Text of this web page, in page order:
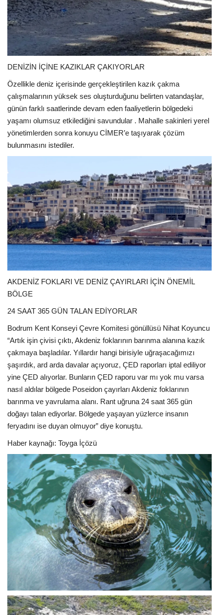
DENİZİN İÇİNE KAZIKLAR ÇAKIYORLAR
Özellikle deniz içerisinde gerçekleştirilen kazık çakma
çalışmalarının yüksek ses oluşturduğunu belirten vatandaşlar,
günün farklı saatlerinde devam eden faaliyetlerin bölgedeki
yaşamı olumsuz etkilediğini savundular . Mahalle sakinleri yerel
yönetimlerden sonra konuyu CİMER’e taşıyarak çözüm
bulunmasını istediler.
AKDENİZ FOKLARI VE DENİZ ÇAYIRLARI İÇİN ÖNEMİL
BÖLGE
24 SAAT 365 GÜN TALAN EDİYORLAR
Bodrum Kent Konseyi Çevre Komitesi gönüllüsü Nihat Koyuncu
“Artık işin çivisi çıktı, Akdeniz foklarının barınma alanına kazık
çakmaya başladılar. Yıllardır hangi birisiyle uğraşacağımızı
şaşırdık, ard arda davalar açıyoruz, ÇED raporları iptal ediliyor
yine ÇED alıyorlar. Bunların ÇED raporu var mı yok mu varsa
nasıl aldılar bölgede Poseidon çayırları Akdeniz foklarının
barınma ve yavrulama alanı. Rant uğruna 24 saat 365 gün
doğayı talan ediyorlar. Bölgede yaşayan yüzlerce insanın
feryadını ise duyan olmuyor” diye konuştu.
Haber kaynağı: Toyga İçözü